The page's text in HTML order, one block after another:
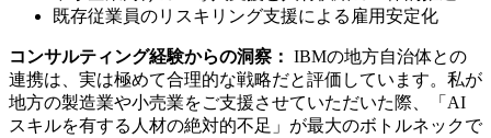
既存従業員のリスキリング支援による雇用安定化
コンサルティング経験からの洞察： IBMの地方自治体との
連携は、実は極めて合理的な戦略だと評価しています。私が
地方の製造業や小売業をご支援させていただいた際、「AI
スキルを有する人材の絶対的不足」が最大のボトルネックで